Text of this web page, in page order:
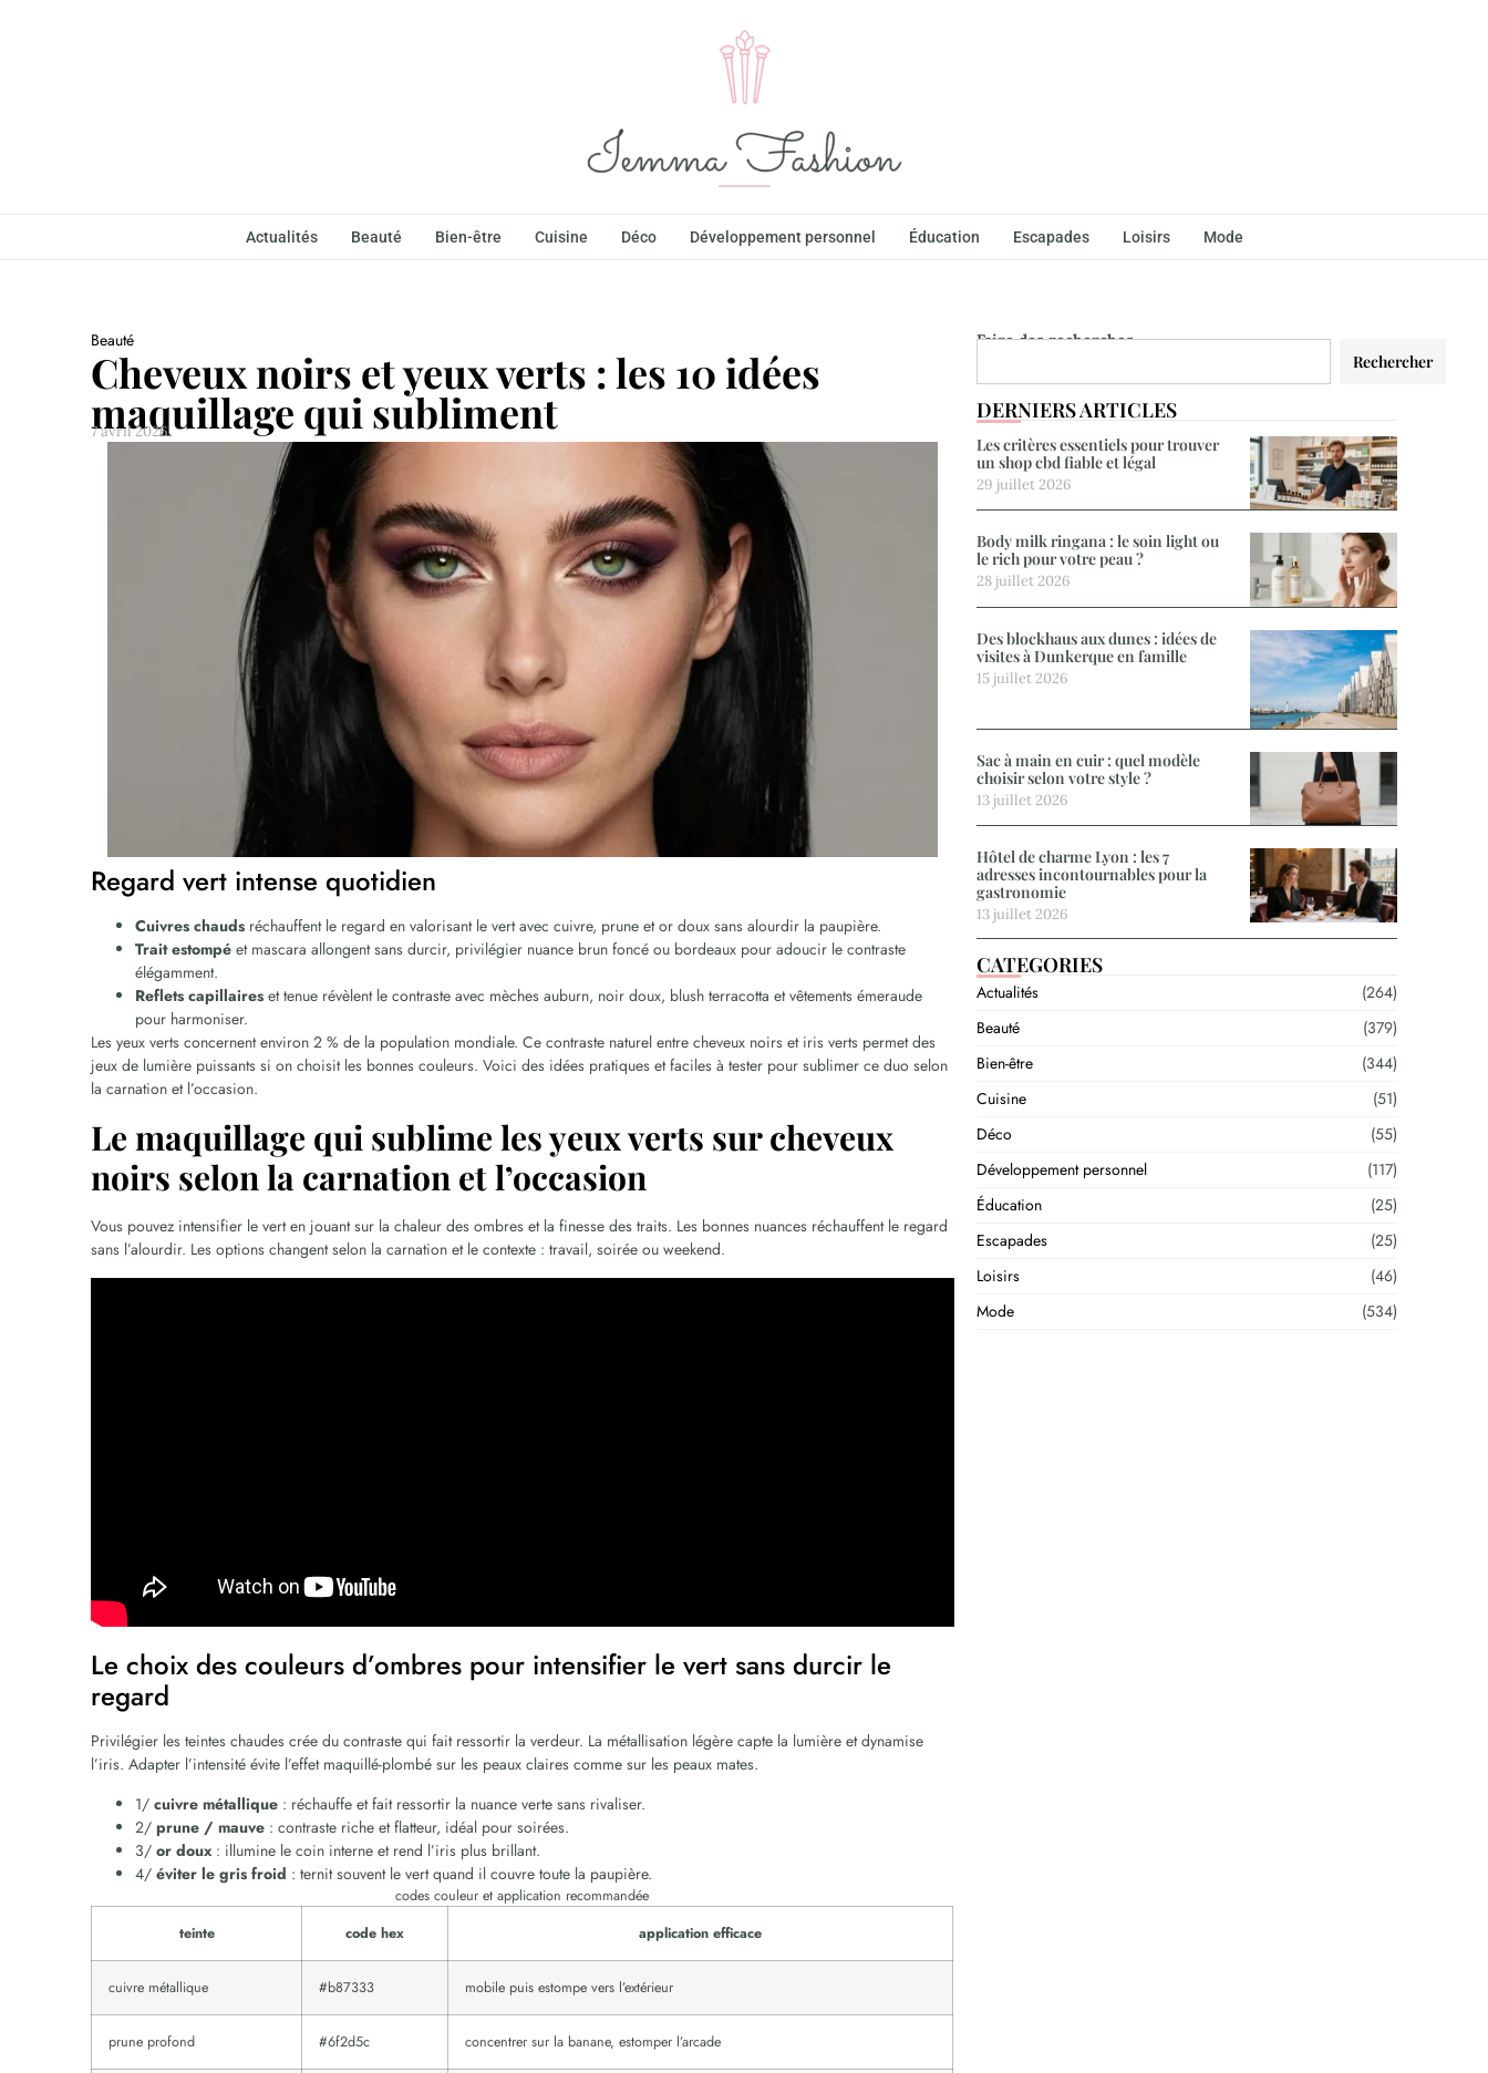
Actualités Beauté Bien-être Cuisine Déco Développement personnel Éducation Escapades Loisirs Mode
Faire des recherches
Rechercher
DERNIERS ARTICLES
Les critères essentiels pour trouver
un shop cbd fiable et légal
29 juillet 2026
Body milk ringana : le soin light ou
le rich pour votre peau ?
28 juillet 2026
Des blockhaus aux dunes : idées de
visites à Dunkerque en famille
15 juillet 2026
Sac à main en cuir : quel modèle
choisir selon votre style ?
13 juillet 2026
Hôtel de charme Lyon : les 7
adresses incontournables pour la
gastronomie
13 juillet 2026
CATEGORIES
Actualités
(264)
Beauté
(379)
Bien-être
(344)
Cuisine
(51)
Déco
(55)
Développement personnel
(117)
Éducation
(25)
Escapades
(25)
Loisirs
(46)
Mode
(534)
Beauté
Cheveux noirs et yeux verts : les 10 idées
maquillage qui subliment
7 avril 2026
Regard vert intense quotidien
Cuivres chauds réchauffent le regard en valorisant le vert avec cuivre, prune et or doux sans alourdir la paupière.
Trait estompé et mascara allongent sans durcir, privilégier nuance brun foncé ou bordeaux pour adoucir le contraste
élégamment.
Reflets capillaires et tenue révèlent le contraste avec mèches auburn, noir doux, blush terracotta et vêtements émeraude
pour harmoniser.
Les yeux verts concernent environ 2 % de la population mondiale. Ce contraste naturel entre cheveux noirs et iris verts permet des
jeux de lumière puissants si on choisit les bonnes couleurs. Voici des idées pratiques et faciles à tester pour sublimer ce duo selon
la carnation et l’occasion.
Le maquillage qui sublime les yeux verts sur cheveux
noirs selon la carnation et l’occasion
Vous pouvez intensifier le vert en jouant sur la chaleur des ombres et la finesse des traits. Les bonnes nuances réchauffent le regard
sans l’alourdir. Les options changent selon la carnation et le contexte : travail, soirée ou weekend.
Le choix des couleurs d’ombres pour intensifier le vert sans durcir le
regard
Privilégier les teintes chaudes crée du contraste qui fait ressortir la verdeur. La métallisation légère capte la lumière et dynamise
l’iris. Adapter l’intensité évite l’effet maquillé-plombé sur les peaux claires comme sur les peaux mates.
1/cuivre métallique : réchauffe et fait ressortir la nuance verte sans rivaliser.
2/prune / mauve : contraste riche et flatteur, idéal pour soirées.
3/or doux: illumine le coin interne et rend l’iris plus brillant.
4/éviter le gris froid : ternit souvent le vert quand il couvre toute la paupière.
codes couleur et application recommandée
teinte
code hex application efficace
cuivre métallique #b87333 mobile puis estompe vers l’extérieur
prune profond #6f2d5c concentrer sur la banane, estomper l’arcade